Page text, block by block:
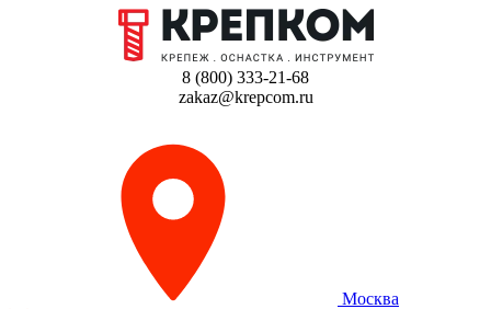
8 (800) 333-21-68
zakaz@krepcom.ru
Москва